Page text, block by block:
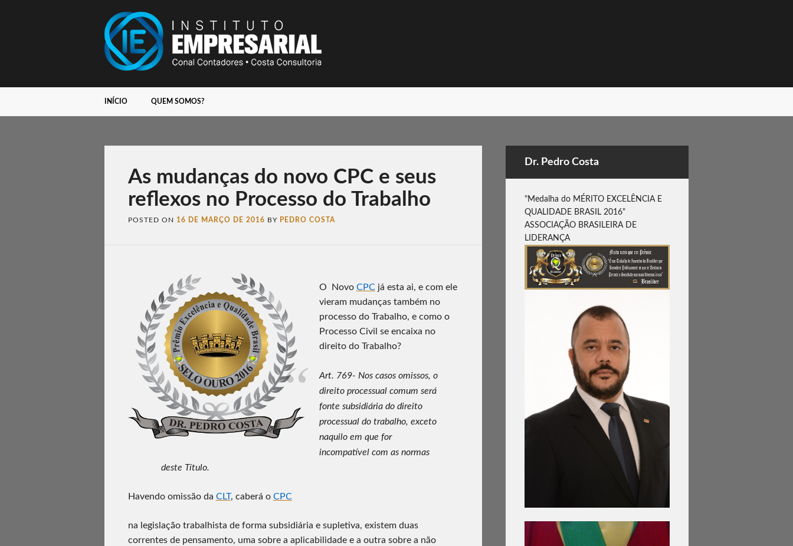
Main menu
INÍCIO QUEM SOMOS?
As mudanças do novo CPC e seus
reflexos no Processo do Trabalho
POSTED ON 16 DE MARÇO DE 2016 BY PEDRO COSTA
O Novo CPCjá esta ai, e com ele
vieram mudanças também no
processo do Trabalho, e como o
Processo Civil se encaixa no
direito do Trabalho?
Art. 769- Nos casos omissos, o
direito processual comum será
fonte subsidiária do direito
processual do trabalho, exceto
naquilo em que for
incompatível com as normas
deste Título.
Havendo omissão da CLT, caberá o CPC
na legislação trabalhista de forma subsidiária e supletiva, existem duas
correntes de pensamento, uma sobre a aplicabilidade e a outra sobre a não
Dr. Pedro Costa
"Medalha do MÉRITO EXCELÊNCIA E
QUALIDADE BRASIL 2016"
ASSOCIAÇÃO BRASILEIRA DE
LIDERANÇA